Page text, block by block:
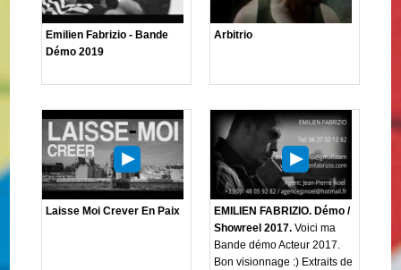
Emilien Fabrizio - Bande
Démo 2019
Arbitrio
Laisse Moi Crever En Paix
EMILIEN FABRIZIO. Démo /
Showreel 2017. Voici ma
Bande démo Acteur 2017.
Bon visionnage :) Extraits de